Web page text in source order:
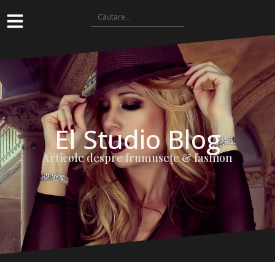
El Studio Blog
Articole despre frumuseţe & fashion